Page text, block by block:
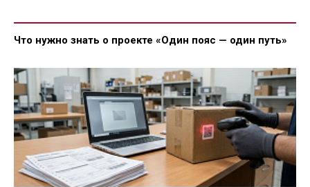
Что нужно знать о проекте «Один пояс — один путь»